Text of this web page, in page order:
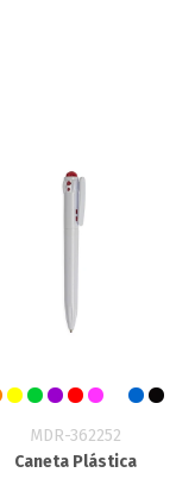
MDR-362252
Caneta Plástica